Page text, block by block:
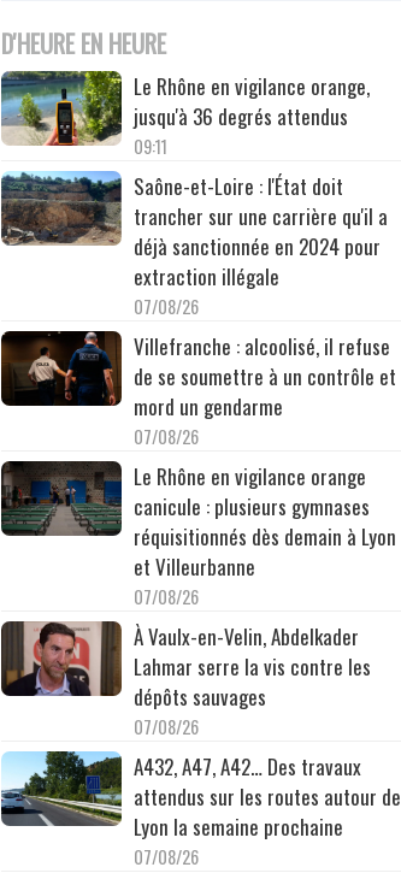
D'HEURE EN HEURE
Le Rhône en vigilance orange,
jusqu'à 36 degrés attendus
09:11
Saône-et-Loire : l'État doit
trancher sur une carrière qu'il a
déjà sanctionnée en 2024 pour
extraction illégale
07/08/26
Villefranche : alcoolisé, il refuse
de se soumettre à un contrôle et
mord un gendarme
07/08/26
Le Rhône en vigilance orange
canicule : plusieurs gymnases
réquisitionnés dès demain à Lyon
et Villeurbanne
07/08/26
À Vaulx-en-Velin, Abdelkader
Lahmar serre la vis contre les
dépôts sauvages
07/08/26
A432, A47, A42… Des travaux
attendus sur les routes autour de
Lyon la semaine prochaine
07/08/26